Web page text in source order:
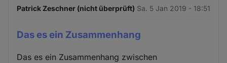
Patrick Zeschner (nicht überprüft) Sa. 5 Jan 2019 - 18:51
Das es ein Zusammenhang
Das es ein Zusammenhang zwischen